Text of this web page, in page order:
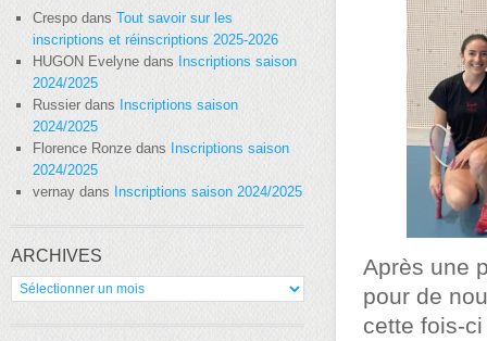
Après une
pour de
cette fois-
Crespo dans Tout savoir sur les
inscriptions et réinscriptions 2025-2026
HUGON Evelyne dans Inscriptions saison
2024/2025
Russierdans Inscriptions saison
2024/2025
Florence Ronze dans Inscriptions saison
2024/2025
vernay dans Inscriptions saison 2024/2025
ARCHIVES
Archives